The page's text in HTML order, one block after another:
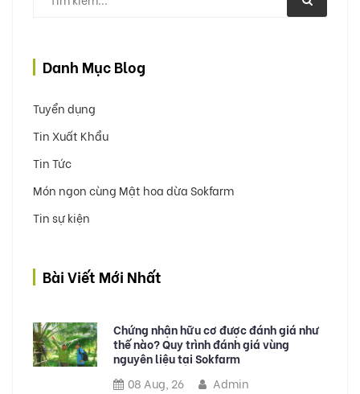
Danh Mục Blog
Tuyển dụng
Tin Xuất Khẩu
Tin Tức
Món ngon cùng Mật hoa dừa Sokfarm
Tin sự kiện
Bài Viết Mới Nhất
Chứng nhận hữu cơ được đánh giá như
thế nào? Quy trình đánh giá vùng
nguyên liệu tại Sokfarm
08 Aug, 26
Admin